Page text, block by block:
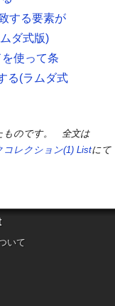
する要素が
ダ式版)
使って条
る(ラムダ式
ものです。 全文は
コレクション(1) Listにて
いて